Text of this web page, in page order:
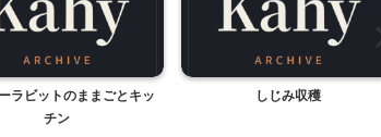
しじみ収穫
キッザニア ふたり一緒に。その